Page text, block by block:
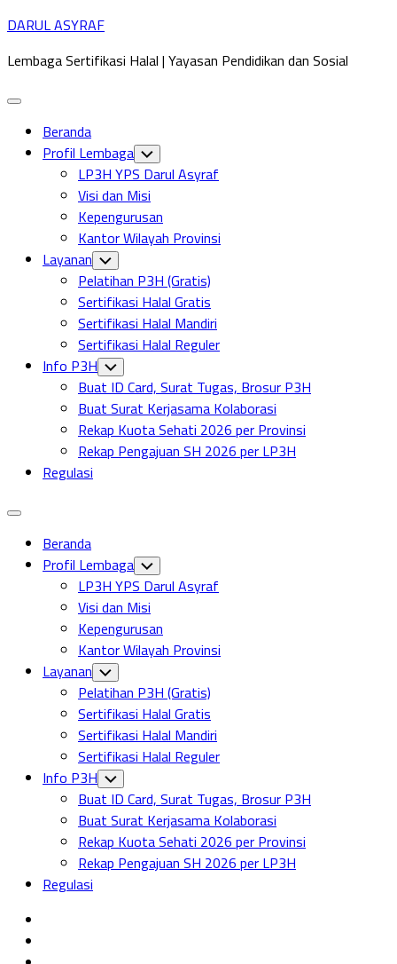
Skip
content
DARUL ASYRAF
Lembaga Sertifikasi Halal | Yayasan Pendidikan dan Sosial
Expand
Beranda
Profil Lembaga Toggle
Child
Menu
LP3H YPS Darul Asyraf
Visi dan Misi
Kepengurusan
Kantor Wilayah Provinsi
Layanan Toggle
Child
Menu
Pelatihan P3H (Gratis)
Sertifikasi Halal Gratis
Sertifikasi Halal Mandiri
Sertifikasi Halal Reguler
Info P3H Toggle
Child
Menu
Buat ID Card, Surat Tugas, Brosur P3H
Buat Surat Kerjasama Kolaborasi
Rekap Kuota Sehati 2026 per Provinsi
Rekap Pengajuan SH 2026 per LP3H
Regulasi
Expand
Beranda
Profil Lembaga Toggle
Child
Menu
LP3H YPS Darul Asyraf
Visi dan Misi
Kepengurusan
Kantor Wilayah Provinsi
Layanan Toggle
Child
Menu
Pelatihan P3H (Gratis)
Sertifikasi Halal Gratis
Sertifikasi Halal Mandiri
Sertifikasi Halal Reguler
Info P3H Toggle
Child
Menu
Buat ID Card, Surat Tugas, Brosur P3H
Buat Surat Kerjasama Kolaborasi
Rekap Kuota Sehati 2026 per Provinsi
Rekap Pengajuan SH 2026 per LP3H
Regulasi